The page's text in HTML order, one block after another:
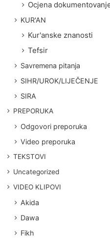
Ocjena
KUR'AN
Kur'anske znanosti
Tefsir
Savremena pitanja
SIHR/UROK/LIJEČENJE
SIRA
PREPORUKA
Odgovori preporuka
Video preporuka
TEKSTOVI
Uncategorized
VIDEO KLIPOVI
Akida
Dawa
Fikh